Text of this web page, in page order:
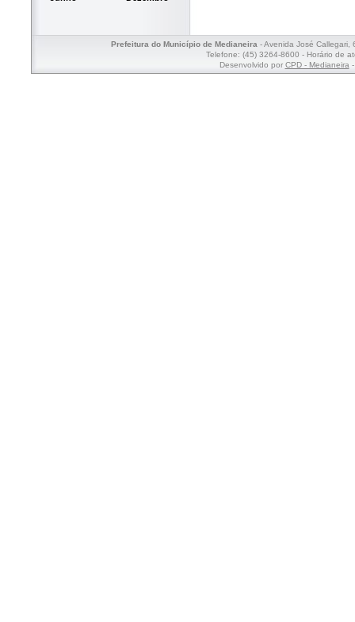
Prefeitura do Município de Medianeira- Avenida José Callegari,
Telefone: (45) 3264-8600 - Horário de
Desenvolvido por CPD - Medianeira-